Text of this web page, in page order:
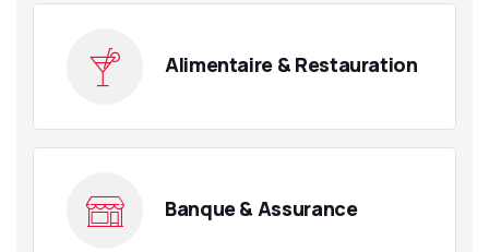
Alimentaire & Restauration
Banque & Assurance